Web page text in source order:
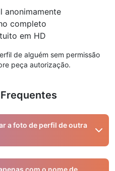
anonimamente
completo
em HD
de alguém sem permissão
peça autorização.
a foto de perfil de outra
no Snapinsta são